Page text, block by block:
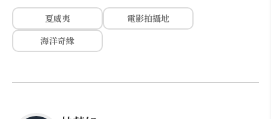
夏威夷
電影拍攝地
海洋奇緣